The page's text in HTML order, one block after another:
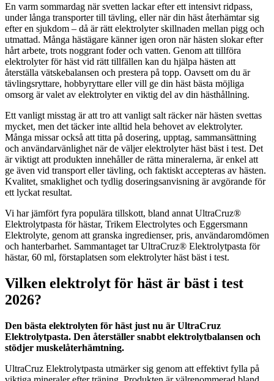
En varm sommardag när svetten lackar efter ett intensivt ridpass,
under långa transporter till tävling, eller när din häst återhämtar sig
efter en sjukdom – då är rätt elektrolyter skillnaden mellan pigg och
utmattad. Många hästägare känner igen oron när hästen slokar efter
hårt arbete, trots noggrant foder och vatten. Genom att tillföra
elektrolyter för häst vid rätt tillfällen kan du hjälpa hästen att
återställa vätskebalansen och prestera på topp. Oavsett om du är
tävlingsryttare, hobbyryttare eller vill ge din häst bästa möjliga
omsorg är valet av elektrolyter en viktig del av din hästhållning.
Ett vanligt misstag är att tro att vanligt salt räcker när hästen svettas
mycket, men det täcker inte alltid hela behovet av elektrolyter.
Många missar också att titta på dosering, upptag, sammansättning
och användarvänlighet när de väljer elektrolyter häst bäst i test. Det
är viktigt att produkten innehåller de rätta mineralerna, är enkel att
ge även vid transport eller tävling, och faktiskt accepteras av hästen.
Kvalitet, smaklighet och tydlig doseringsanvisning är avgörande för
ett lyckat resultat.
Vi har jämfört fyra populära tillskott, bland annat UltraCruz®
Elektrolytpasta för hästar, Trikem Electrolytes och Eggersmann
Elektrolyte, genom att granska ingredienser, pris, användaromdömen
och hanterbarhet. Sammantaget tar UltraCruz® Elektrolytpasta för
hästar, 60 ml, förstaplatsen som elektrolyter häst bäst i test.
Vilken elektrolyt för häst är bäst i test
2026?
Den bästa elektrolyten för häst just nu är UltraCruz
Elektrolytpasta. Den återställer snabbt elektrolytbalansen och
stödjer muskelåterhämtning.
UltraCruz Elektrolytpasta utmärker sig genom att effektivt fylla på